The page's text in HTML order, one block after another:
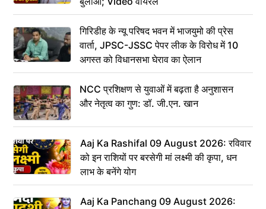
गिरिडीह के न्यू परिषद भवन में भाजयुमो की प्रेस
वार्ता, JPSC-JSSC पेपर लीक के विरोध में 10
अगस्त को विधानसभा घेराव का ऐलान
NCC प्रशिक्षण से युवाओं में बढ़ता है अनुशासन
और नेतृत्व का गुण: डॉ. जी.एन. खान
Aaj Ka Rashifal 09 August 2026: रविवार
को इन राशियों पर बरसेगी मां लक्ष्मी की कृपा, धन
लाभ के बनेंगे योग
Aaj Ka Panchang 09 August 2026: